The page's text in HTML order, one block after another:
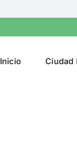
Inicio Ciudad